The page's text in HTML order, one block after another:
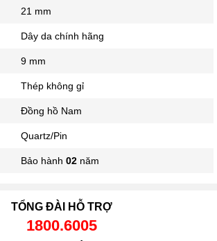
21 mm
Dây da chính hãng
9 mm
Thép không gỉ
Đồng hồ Nam
Quartz/Pin
Bảo hành 02 năm
TỔNG ĐÀI HỖ TRỢ
1800.6005